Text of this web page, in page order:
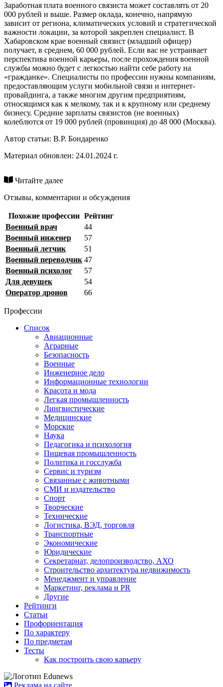
Заработная плата военного связиста может составлять от 20
000 рублей и выше. Размер оклада, конечно, напрямую
зависит от региона, климатических условий и стратегической
важности локации, за которой закреплен специалист. В
Хабаровском крае военный связист (младший офицер)
получает, в среднем, 60 000 рублей. Если вас не устраивает
перспектива военной карьеры, после прохождения военной
службы можно будет с легкостью найти себе работу на
«гражданке». Специалисты по профессии нужны компаниям,
предоставляющим услуги мобильной связи и интернет-
провайдинга, а также многим другим предприятиям,
относящимся как к мелкому, так и к крупному или среднему
бизнесу. Средние зарплаты связистов (не военных)
колеблются от 19 000 рублей (провинция) до 48 000 (Москва).
Автор статьи: В.Р. Бондаренко
Материал обновлен: 24.01.2024 г.
Читайте далее
Отзывы, комментарии и обсуждения
Похожие профессии Рейтинг
Военный врач
44
Военный инженер
57
Военный летчик
51
Военный переводчик 47
Военный психолог
57
Для девушек
54
Оператор дронов
66
Профессии
Список
Авиационные
Аграрные
Безопасность
Военные
Инженерное дело
Информационные технологии
Красота и мода
Легкая промышленность
Лингвистические
Медицинские
Морские
Наука
Педагогика и психология
Пищевая промышленность
Политика и госслужба
Сервис и туризм
Связанные с животными
СМИ и издательство
Спорт
Творческие
Технические
Логистика, ВЭД, торговля
Транспортные
Экономические
Юридические
Секретариат, делопроизводство, АХО
Строительство архитектура недвижимость
Менеджмент и управление
Маркетинг, реклама и PR
Другие
Рейтинги
Статьи
Профориентация
По характеру
По предметам
Тесты
Как построить свою карьеру
Реклама на сайте